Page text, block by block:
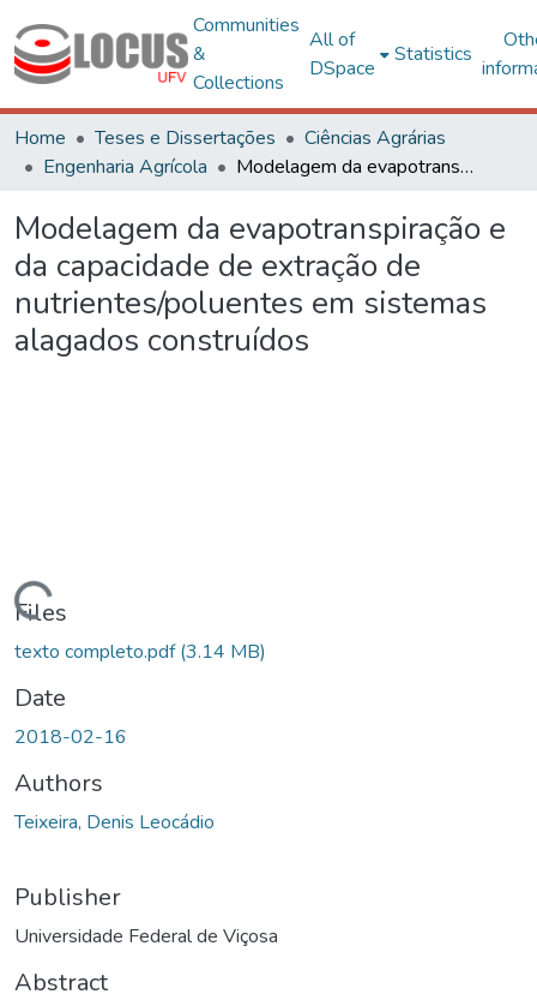
Communities
&
Collections
All of
DSpace
Statistics
Home Teses e Dissertações
Ciências Agrárias
Engenharia Agrícola
Modelagem da evapotranspiração e da capacidade de extração de nutrientes/poluentes em sistemas alagados construídos
Modelagem da evapotranspiração e
da capacidade de extração de
nutrientes/poluentes em sistemas
alagados construídos
Files
texto completo.pdf(3.14 MB)
Date
2018-02-16
Authors
Teixeira, Denis Leocádio
Publisher
Universidade Federal de Viçosa
Abstract